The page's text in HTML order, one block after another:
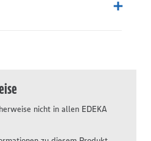
nicht in allen EDEKA